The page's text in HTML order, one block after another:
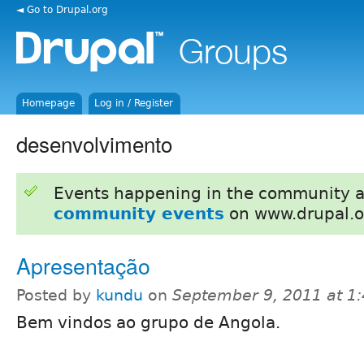
◄ Go to Drupal.org
Homepage Log in / Register
desenvolvimento
Events happening in the community
community events on
Apresentação
Posted by kundu on September 9, 2011 at
Bem vindos ao grupo de Angola.